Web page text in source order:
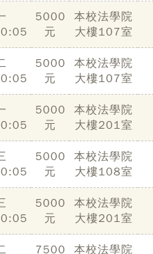
5000
元
本校法學院
大樓107室
5000
元
本校法學院
大樓107室
5000
元
本校法學院
大樓201室
5000
元
本校法學院
大樓108室
5000
元
本校法學院
大樓201室
7500
本校法學院